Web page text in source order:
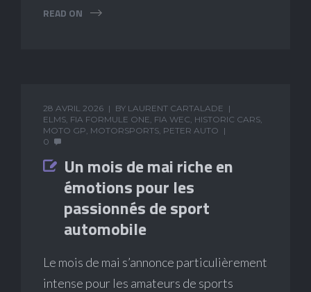
READ ON
28 AVRIL 2026 BY LAURENT CARTALADE
ELMS, FIA FORMULE ONE, FIA WEC, HISTORIC CARS,
MOTO GP, MOTORSPORTS, PETER AUTO
0
Un mois de mai riche en
émotions pour les
passionnés de sport
automobile
Le mois de mai s’annonce particulièrement
intense pour les amateurs de sports